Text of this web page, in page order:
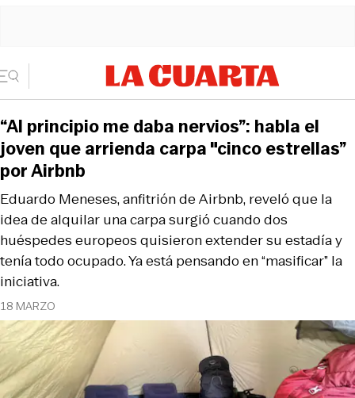
18 MARZO
Eduardo Meneses, anfitrión de Airbnb, reveló que la
idea de alquilar una carpa surgió cuando dos
huéspedes europeos quisieron extender su estadía y
tenía todo ocupado. Ya está pensando en “masificar” la
iniciativa.
“Al principio me daba nervios”: habla el
joven que arrienda carpa "cinco estrellas”
por Airbnb